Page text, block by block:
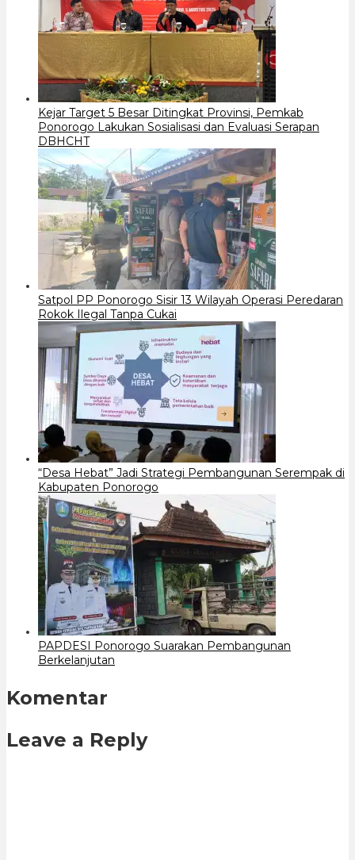
Kejar Target 5 Besar Ditingkat Provinsi, Pemkab
Ponorogo Lakukan Sosialisasi dan Evaluasi Serapan
DBHCHT
Satpol PP Ponorogo Sisir 13 Wilayah Operasi Peredaran
Rokok Ilegal Tanpa Cukai
“Desa Hebat” Jadi Strategi Pembangunan Serempak di
Kabupaten Ponorogo
PAPDESI Ponorogo Suarakan Pembangunan
Berkelanjutan
Komentar
Leave a Reply